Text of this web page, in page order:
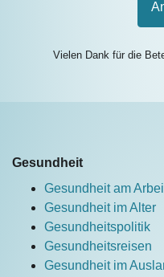
Vielen Dank für die
Gesundheit
Gesundheit am
Gesundheit im Alter
Gesundheitspolitik
Gesundheitsreisen
Gesundheit im